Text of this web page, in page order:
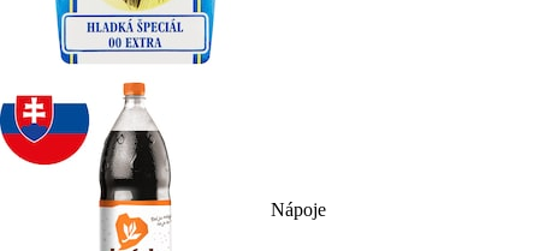
Nápoje